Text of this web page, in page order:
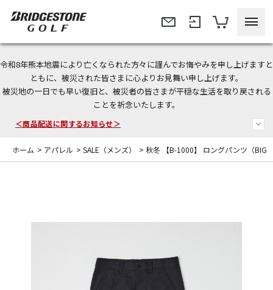
令和8年熊本地震により亡くなられた方々に謹んでお悔やみを申し上げますと
ともに、被災された皆さまに心よりお見舞い申し上げます。
被災地の一日でも早い復旧と、被災者の皆さまが平穏な生活を取り戻される
ことを祈念いたします。
今なら新規会員登録で1,000円OFFクーポンプレゼント！
＜商品配送に関するお知らせ＞
＜夏季休暇中のご注文・発送・お問い合わせ＞
ホーム > アパレル > SALE（メンズ） > 秋冬 【B-1000】 ロングパンツ（BIG